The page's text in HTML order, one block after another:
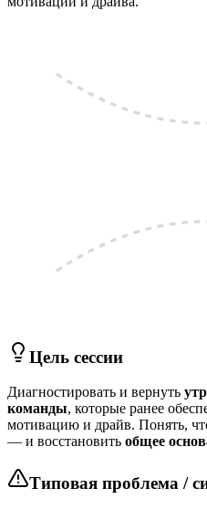
Цель сессии
Диагностировать и вернуть
команды, которые ранее
мотивацию и драйв. Понять,
— и восстановить общее
Типовая проблема /